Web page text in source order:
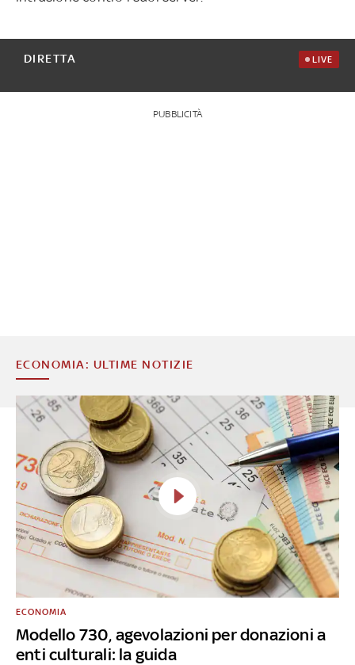
DIRETTA LIVE
PUBBLICITÀ
ECONOMIA: ULTIME NOTIZIE
Modello 730, agevolazioni per donazioni a
enti culturali: la guida
ECONOMIA